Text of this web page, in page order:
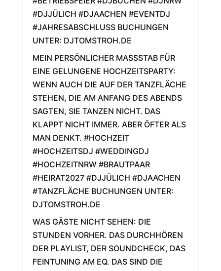
#DJJÜLICH #DJAACHEN #EVENTDJ
#JAHRESABSCHLUSS BUCHUNGEN
UNTER: DJTOMSTROH.DE
MEIN PERSÖNLICHER MASSSTAB FÜR E
INE GELUNGENE HOCHZEITSPARTY: W
ENN AUCH DIE AUF DER TANZFLÄCHE S
TEHEN, DIE AM ANFANG DES ABENDS S
AGTEN, SIE TANZEN NICHT. DAS K
LAPPT NICHT IMMER. ABER ÖFTER ALS M
AN DENKT. #HOCHZEIT #
HOCHZEITSDJ #WEDDINGDJ #
HOCHZEITNRW #BRAUTPAAR #
HEIRAT2027 #DJJÜLICH #DJAACHEN #
TANZFLÄCHE BUCHUNGEN UNTER: D
JTOMSTROH.DE
WAS GÄSTE NICHT SEHEN: DIE
STUNDEN VORHER. DAS DURCHHÖREN
DER PLAYLIST, DER SOUNDCHECK, DAS
FEINTUNING AM EQ. DAS SIND DIE